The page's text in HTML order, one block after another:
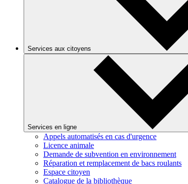
Services aux citoyens
Services en ligne
Appels automatisés en cas d'urgence
Licence animale
Demande de subvention en environnement
Réparation et remplacement de bacs roulants
Espace citoyen
Catalogue de la bibliothèque